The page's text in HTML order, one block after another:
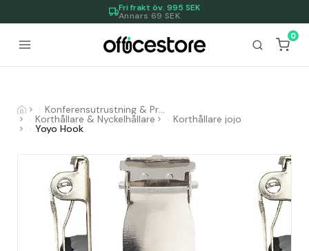
Fri frakt öv. 995 SEK
Annars 69 SEK
0
Konferensutrustning & Presentationsutrustning
Korthållare & Nyckelhållare Korthållare jojo
Yoyo Hook